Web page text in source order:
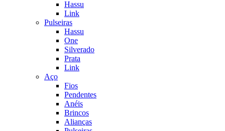
Hassu
Link
Pulseiras
Hassu
One
Silverado
Prata
Link
Aço
Fios
Pendentes
Anéis
Brincos
Alianças